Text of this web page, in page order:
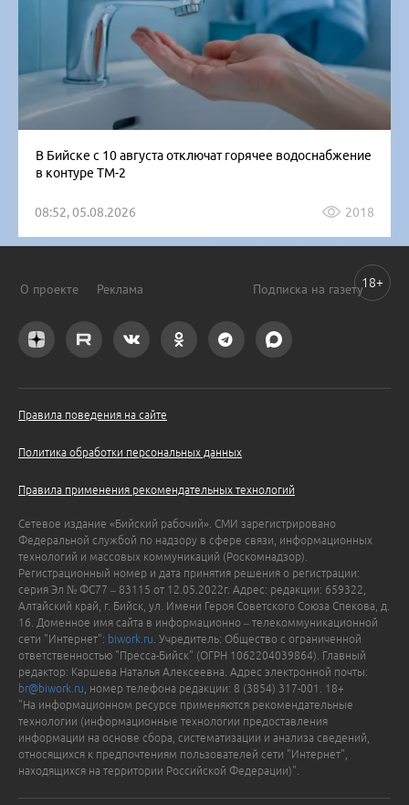
В Бийске с 10 августа отключат горячее водоснабжение
в контуре ТМ-2
08:52, 05.08.2026 2018
О проекте Реклама Подписка на газету
Правила поведения на сайте
Политика обработки персональных данных
Правила применения рекомендательных технологий
Сетевое издание «Бийский рабочий». СМИ зарегистрировано
Федеральной службой по надзору в сфере связи, информационных
технологий и массовых коммуникаций (Роскомнадзор).
Регистрационный номер и дата принятия решения о регистрации:
серия Эл № ФС77 – 83115 от 12.05.2022г. Адрес: редакции: 659322,
Алтайский край, г. Бийск, ул. Имени Героя Советского Союза Спекова, д.
16. Доменное имя сайта в информационно – телекоммуникационной
сети "Интернет": biwork.ru . Учредитель: Общество с ограниченной
ответственностью "Пресса-Бийск" (ОГРН 1062204039864). Главный
редактор: Каршева Наталья Алексеевна. Адрес электронной почты:
br@biwork.ru , номер телефона редакции: 8 (3854) 317-001. 18+
"На информационном ресурсе применяются рекомендательные
технологии (информационные технологии предоставления
информации на основе сбора, систематизации и анализа сведений,
относящихся к предпочтениям пользователей сети "Интернет",
находящихся на территории Российской Федерации)".
18+